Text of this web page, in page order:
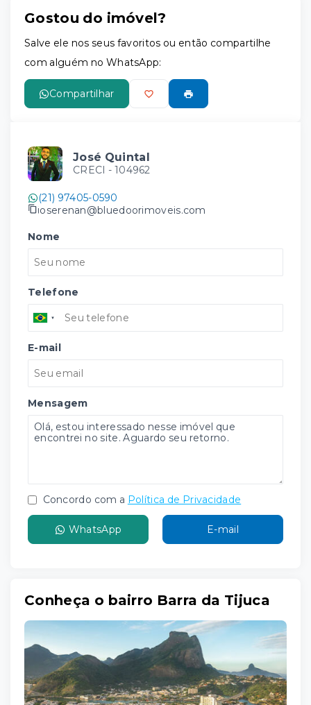
Gostou do imóvel?
Salve ele nos seus favoritos ou então compartilhe
com alguém no WhatsApp:
Compartilhar
José Quintal
CRECI - 104962
(21) 97405-0590
joserenan@bluedoorimoveis.com
Nome
Telefone
E-mail
Mensagem
Concordo com a Política de Privacidade
WhatsApp E-mail
Conheça o bairro Barra da Tijuca